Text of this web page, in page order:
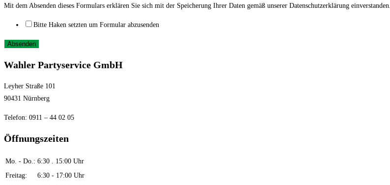
Mit dem Absenden dieses Formulars erklären Sie sich mit der Speicherung Ihrer Daten gemäß unserer Datenschutzerklärung einverstanden.
Bitte Haken setzten um Formular abzusenden
Absenden
Wahler Partyservice GmbH
Leyher Straße 101
90431 Nürnberg
Telefon: 0911 – 44 02 05
Öffnungszeiten
Mo. - Do.: 6:30 . 15:00 Uhr
Freitag:
6:30 - 17:00 Uhr